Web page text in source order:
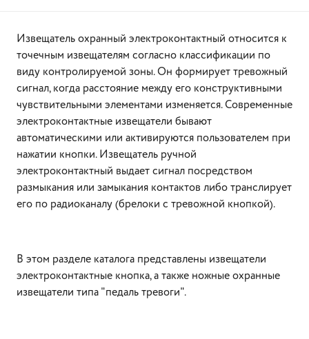
Извещатель охранный электроконтактный относится к
точечным извещателям согласно классификации по
виду контролируемой зоны. Он формирует тревожный
сигнал, когда расстояние между его конструктивными
чувствительными элементами изменяется. Современные
электроконтактные извещатели бывают
автоматическими или активируются пользователем при
нажатии кнопки. Извещатель ручной
электроконтактный выдает сигнал посредством
размыкания или замыкания контактов либо транслирует
его по радиоканалу (брелоки с тревожной кнопкой).
В этом разделе каталога представлены извещатели
электроконтактные кнопка, а также ножные охранные
извещатели типа "педаль тревоги".